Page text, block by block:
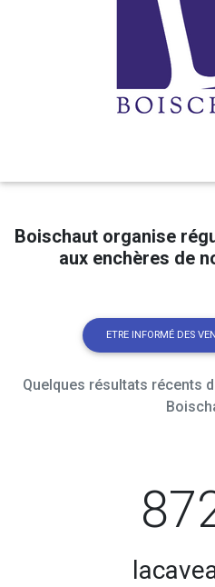
Boischaut organise
aux enchères de
ETRE INFORMÉ DES
Quelques résultats récents